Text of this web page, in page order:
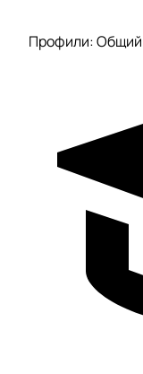
Профили: Общий